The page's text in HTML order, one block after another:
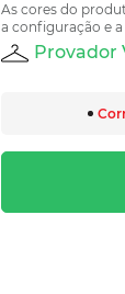
As cores do
a configuração e
Provador